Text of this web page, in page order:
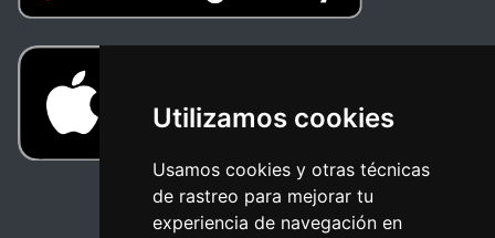
Utilizamos cookies
Usamos cookies y otras técnicas
de rastreo para mejorar tu
experiencia de navegación en